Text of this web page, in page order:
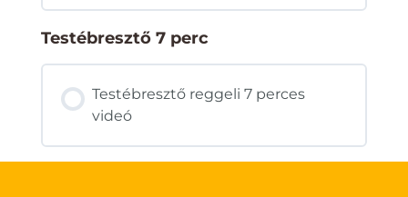
Testébresztő 7 perc
Testébresztő reggeli 7 perces
videó